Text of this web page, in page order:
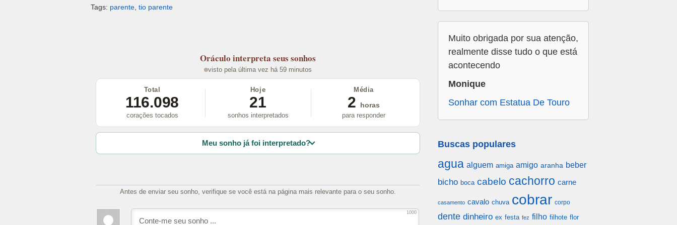
Tags: parente tio parente
Oráculo interpreta seus sonhos
visto pela última vez há 59 minutos
Total
116.098
corações tocados
Hoje
21
sonhos interpretados
Média
2
horas
para responder
Meu sonho já foi interpretado?
Antes de enviar seu sonho, verifique se você está na página mais relevante para o seu sonho.
1000
Muito obrigada por sua atenção,
realmente disse tudo o que está
acontecendo
Monique
Sonhar com Estatua De Touro
Buscas populares
agua alguem amiga amigo aranha beber
bicho boca cabelo cachorro carne
casamento cavalo chuva cobrar corpo
dente dinheiro ex festa fez filho filhote flor